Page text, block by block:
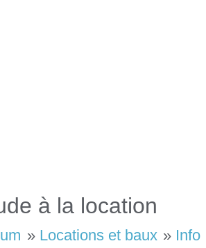
à la location
» Locations et baux » Info